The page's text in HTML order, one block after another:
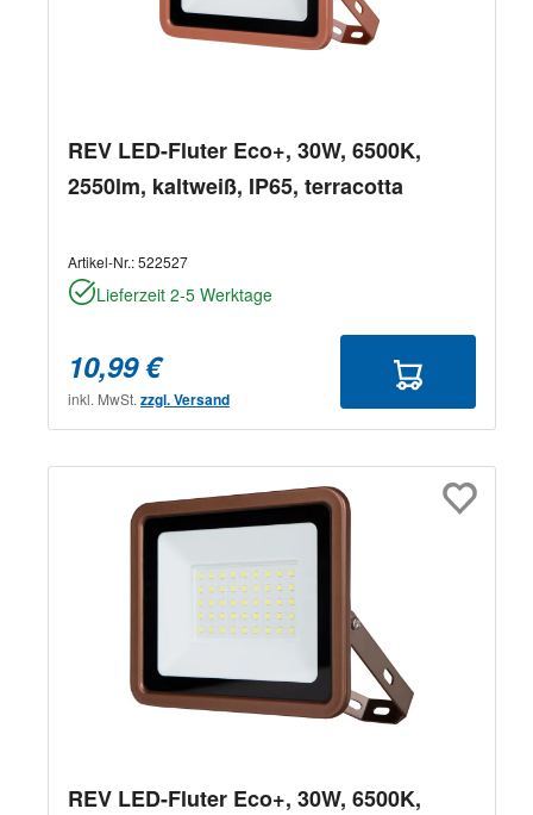
REV LED-Fluter Eco+, 30W, 6500K,
2550lm, kaltweiß, IP65, terracotta
Artikel-Nr.:522527
Lieferzeit 2-5 Werktage
10,99 €
inkl. MwSt. zzgl. Versand
REV LED-Fluter Eco+, 30W, 6500K,